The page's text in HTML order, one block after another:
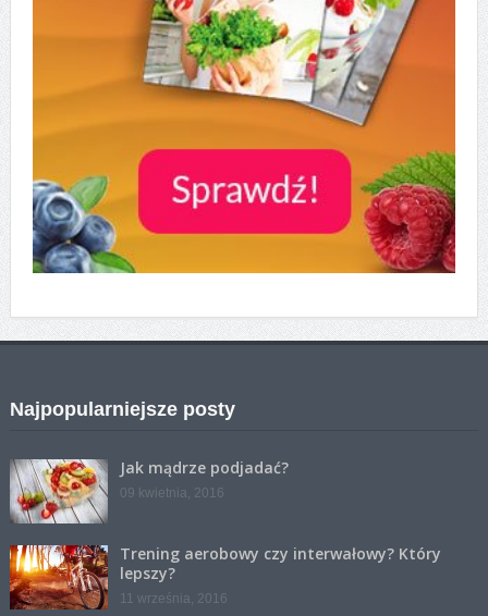
Najpopularniejsze posty
Jak mądrze podjadać?
09 kwietnia, 2016
Trening aerobowy czy interwałowy? Który
lepszy?
11 września, 2016